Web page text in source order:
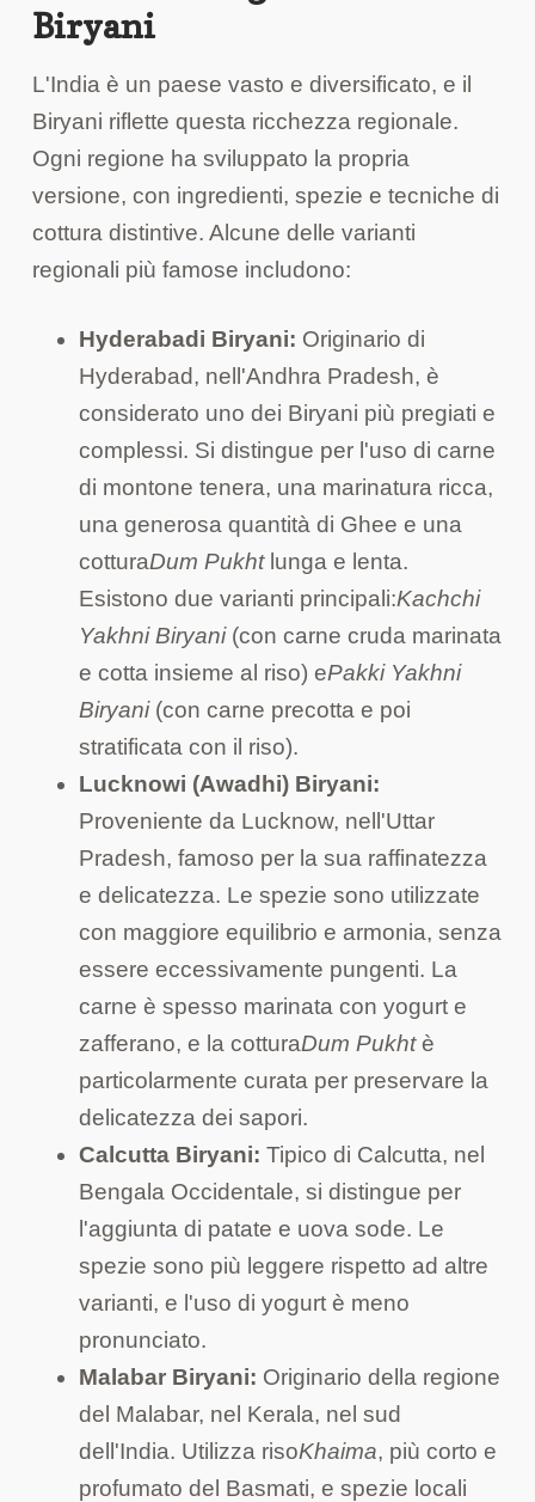
Biryani
L'India è un paese vasto e diversificato, e il
Biryani riflette questa ricchezza regionale.
Ogni regione ha sviluppato la propria
versione, con ingredienti, spezie e tecniche di
cottura distintive. Alcune delle varianti
regionali più famose includono:
Hyderabadi Biryani: Originario di
Hyderabad, nell'Andhra Pradesh, è
considerato uno dei Biryani più pregiati e
complessi. Si distingue per l'uso di carne
di montone tenera, una marinatura ricca,
una generosa quantità di Ghee e una
cotturaDum Pukhtlunga e lenta.
Esistono due varianti principali:Kachchi
Yakhni Biryani(con carne cruda marinata
e cotta insieme al riso) ePakki Yakhni
Biryani(con carne precotta e poi
stratificata con il riso).
Lucknowi (Awadhi) Biryani:
Proveniente da Lucknow, nell'Uttar
Pradesh, famoso per la sua raffinatezza
e delicatezza. Le spezie sono utilizzate
con maggiore equilibrio e armonia, senza
essere eccessivamente pungenti. La
carne è spesso marinata con yogurt e
zafferano, e la cotturaDum Pukhtè
particolarmente curata per preservare la
delicatezza dei sapori.
Calcutta Biryani: Tipico di Calcutta, nel
Bengala Occidentale, si distingue per
l'aggiunta di patate e uova sode. Le
spezie sono più leggere rispetto ad altre
varianti, e l'uso di yogurt è meno
pronunciato.
Malabar Biryani: Originario della regione
del Malabar, nel Kerala, nel sud
dell'India. Utilizza risoKhaima, più corto e
profumato del Basmati, e spezie locali